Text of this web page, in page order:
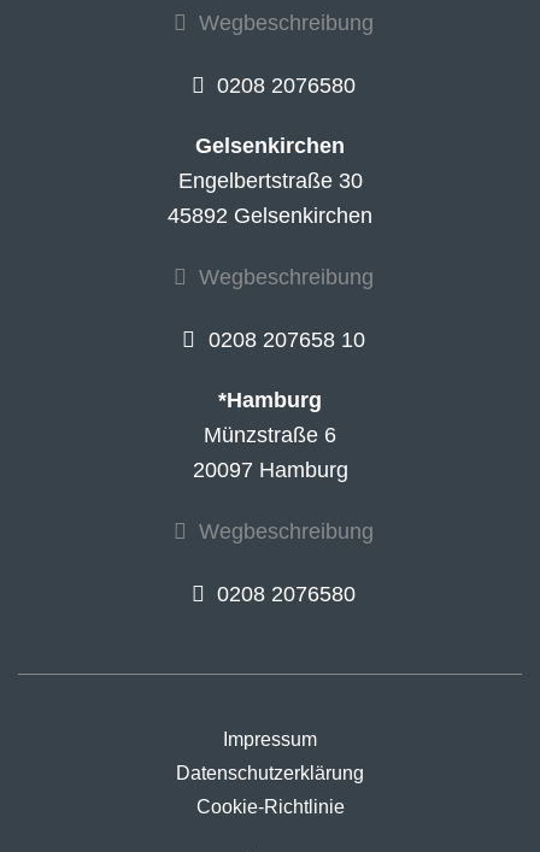
Wegbeschreibung
0208 2076580
Gelsenkirchen
Engelbertstraße 30
45892 Gelsenkirchen
Wegbeschreibung
0208 207658 10
*Hamburg
Münzstraße 6
20097 Hamburg
Wegbeschreibung
0208 2076580
Impressum
Datenschutzerklärung
Cookie-Richtlinie